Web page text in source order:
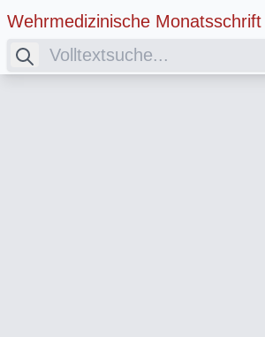
Wehrmedizinische Monatsschrift